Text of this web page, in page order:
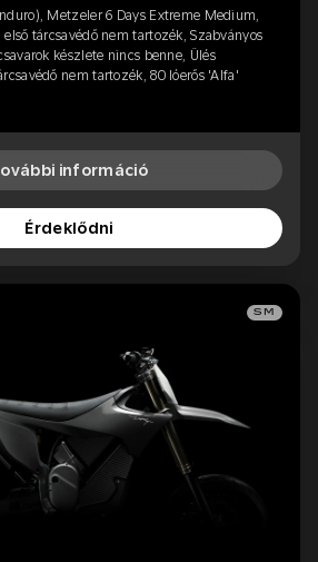
Metzeler 6 Days Extreme Medium,
tárcsavédő nem tartozék, Szabványos
készlete nincs benne, Ülés
nem tartozék, 80 lóerős 'Alfa'
információ
Érdeklődni
SM